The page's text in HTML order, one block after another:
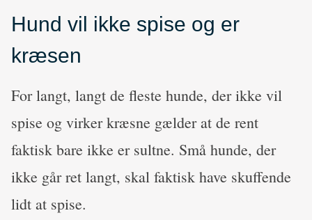
Hund vil ikke spise og er
kræsen
For langt, langt de fleste hunde, der ikke vil
spise og virker kræsne gælder at de rent
faktisk bare ikke er sultne. Små hunde, der
ikke går ret langt, skal faktisk have skuffende
lidt at spise.